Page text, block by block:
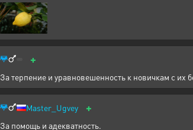
+
За терпение и уравновешенность к новичкам с
Master_Ugvey +
За помощь и адекватность.